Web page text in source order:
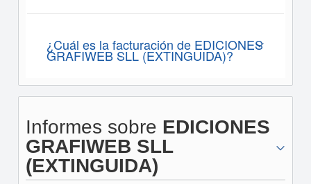
¿Cuál es la facturación de EDICIONES
GRAFIWEB SLL (EXTINGUIDA)?
Informes sobre EDICIONES
GRAFIWEB SLL
(EXTINGUIDA)